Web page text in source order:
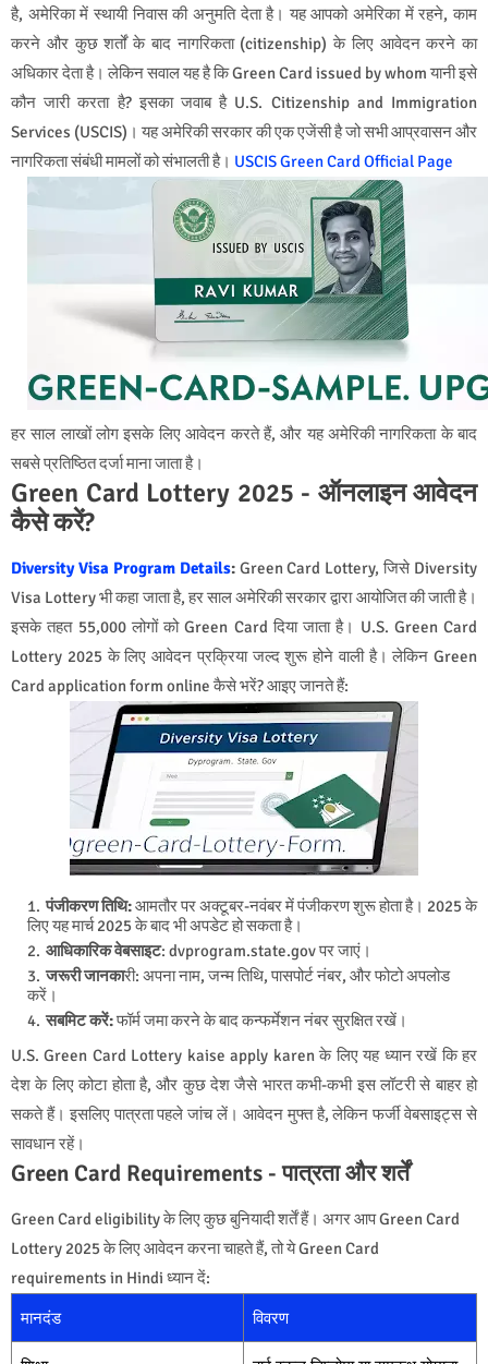
है, अमेरिका में स्थायी निवास की अनुमति देता है। यह आपको अमेरिका में रहने, काम
करने और कुछ शर्तों के बाद नागरिकता (citizenship) के लिए आवेदन करने का
अधिकार देता है। लेकिन सवाल यह है कि Green Card issued by whom यानी इसे
कौन जारी करता है? इसका जवाब है U.S. Citizenship and Immigration
Services (USCIS)। यह अमेरिकी सरकार की एक एजेंसी है जो सभी आप्रवासन और
नागरिकता संबंधी मामलों को संभालती है। USCIS Green Card Official Page
हर साल लाखों लोग इसके लिए आवेदन करते हैं, और यह अमेरिकी नागरिकता के बाद
सबसे प्रतिष्ठित दर्जा माना जाता है।
Green Card Lottery 2025 - ऑनलाइन आवेदन
कैसे करें?
Diversity Visa Program Details:Green Card Lottery, जिसे Diversity
Visa Lottery भी कहा जाता है, हर साल अमेरिकी सरकार द्वारा आयोजित की जाती है।
इसके तहत 55,000 लोगों को Green Card दिया जाता है। U.S. Green Card
Lottery 2025 के लिए आवेदन प्रक्रिया जल्द शुरू होने वाली है। लेकिन Green
Card application form online कैसे भरें? आइए जानते हैं:
पंजीकरण तिथि:आमतौर पर अक्टूबर-नवंबर में पंजीकरण शुरू होता है। 2025 के
लिए यह मार्च 2025 के बाद भी अपडेट हो सकता है।
आधिकारिक वेबसाइट: dvprogram.state.gov पर जाएं।
जरूरी जानकारी: अपना नाम, जन्म तिथि, पासपोर्ट नंबर, और फोटो अपलोड
करें।
सबमिट करें:फॉर्म जमा करने के बाद कन्फर्मेशन नंबर सुरक्षित रखें।
U.S. Green Card Lottery kaise apply karen के लिए यह ध्यान रखें कि हर
देश के लिए कोटा होता है, और कुछ देश जैसे भारत कभी-कभी इस लॉटरी से बाहर हो
सकते हैं। इसलिए पात्रता पहले जांच लें। आवेदन मुफ्त है, लेकिन फर्जी वेबसाइट्स से
सावधान रहें।
Green Card Requirements - पात्रता और शर्तें
Green Card eligibility के लिए कुछ बुनियादी शर्तें हैं। अगर आप Green Card
Lottery 2025 के लिए आवेदन करना चाहते हैं, तो ये Green Card
requirements in Hindi ध्यान दें:
मानदंड विवरण